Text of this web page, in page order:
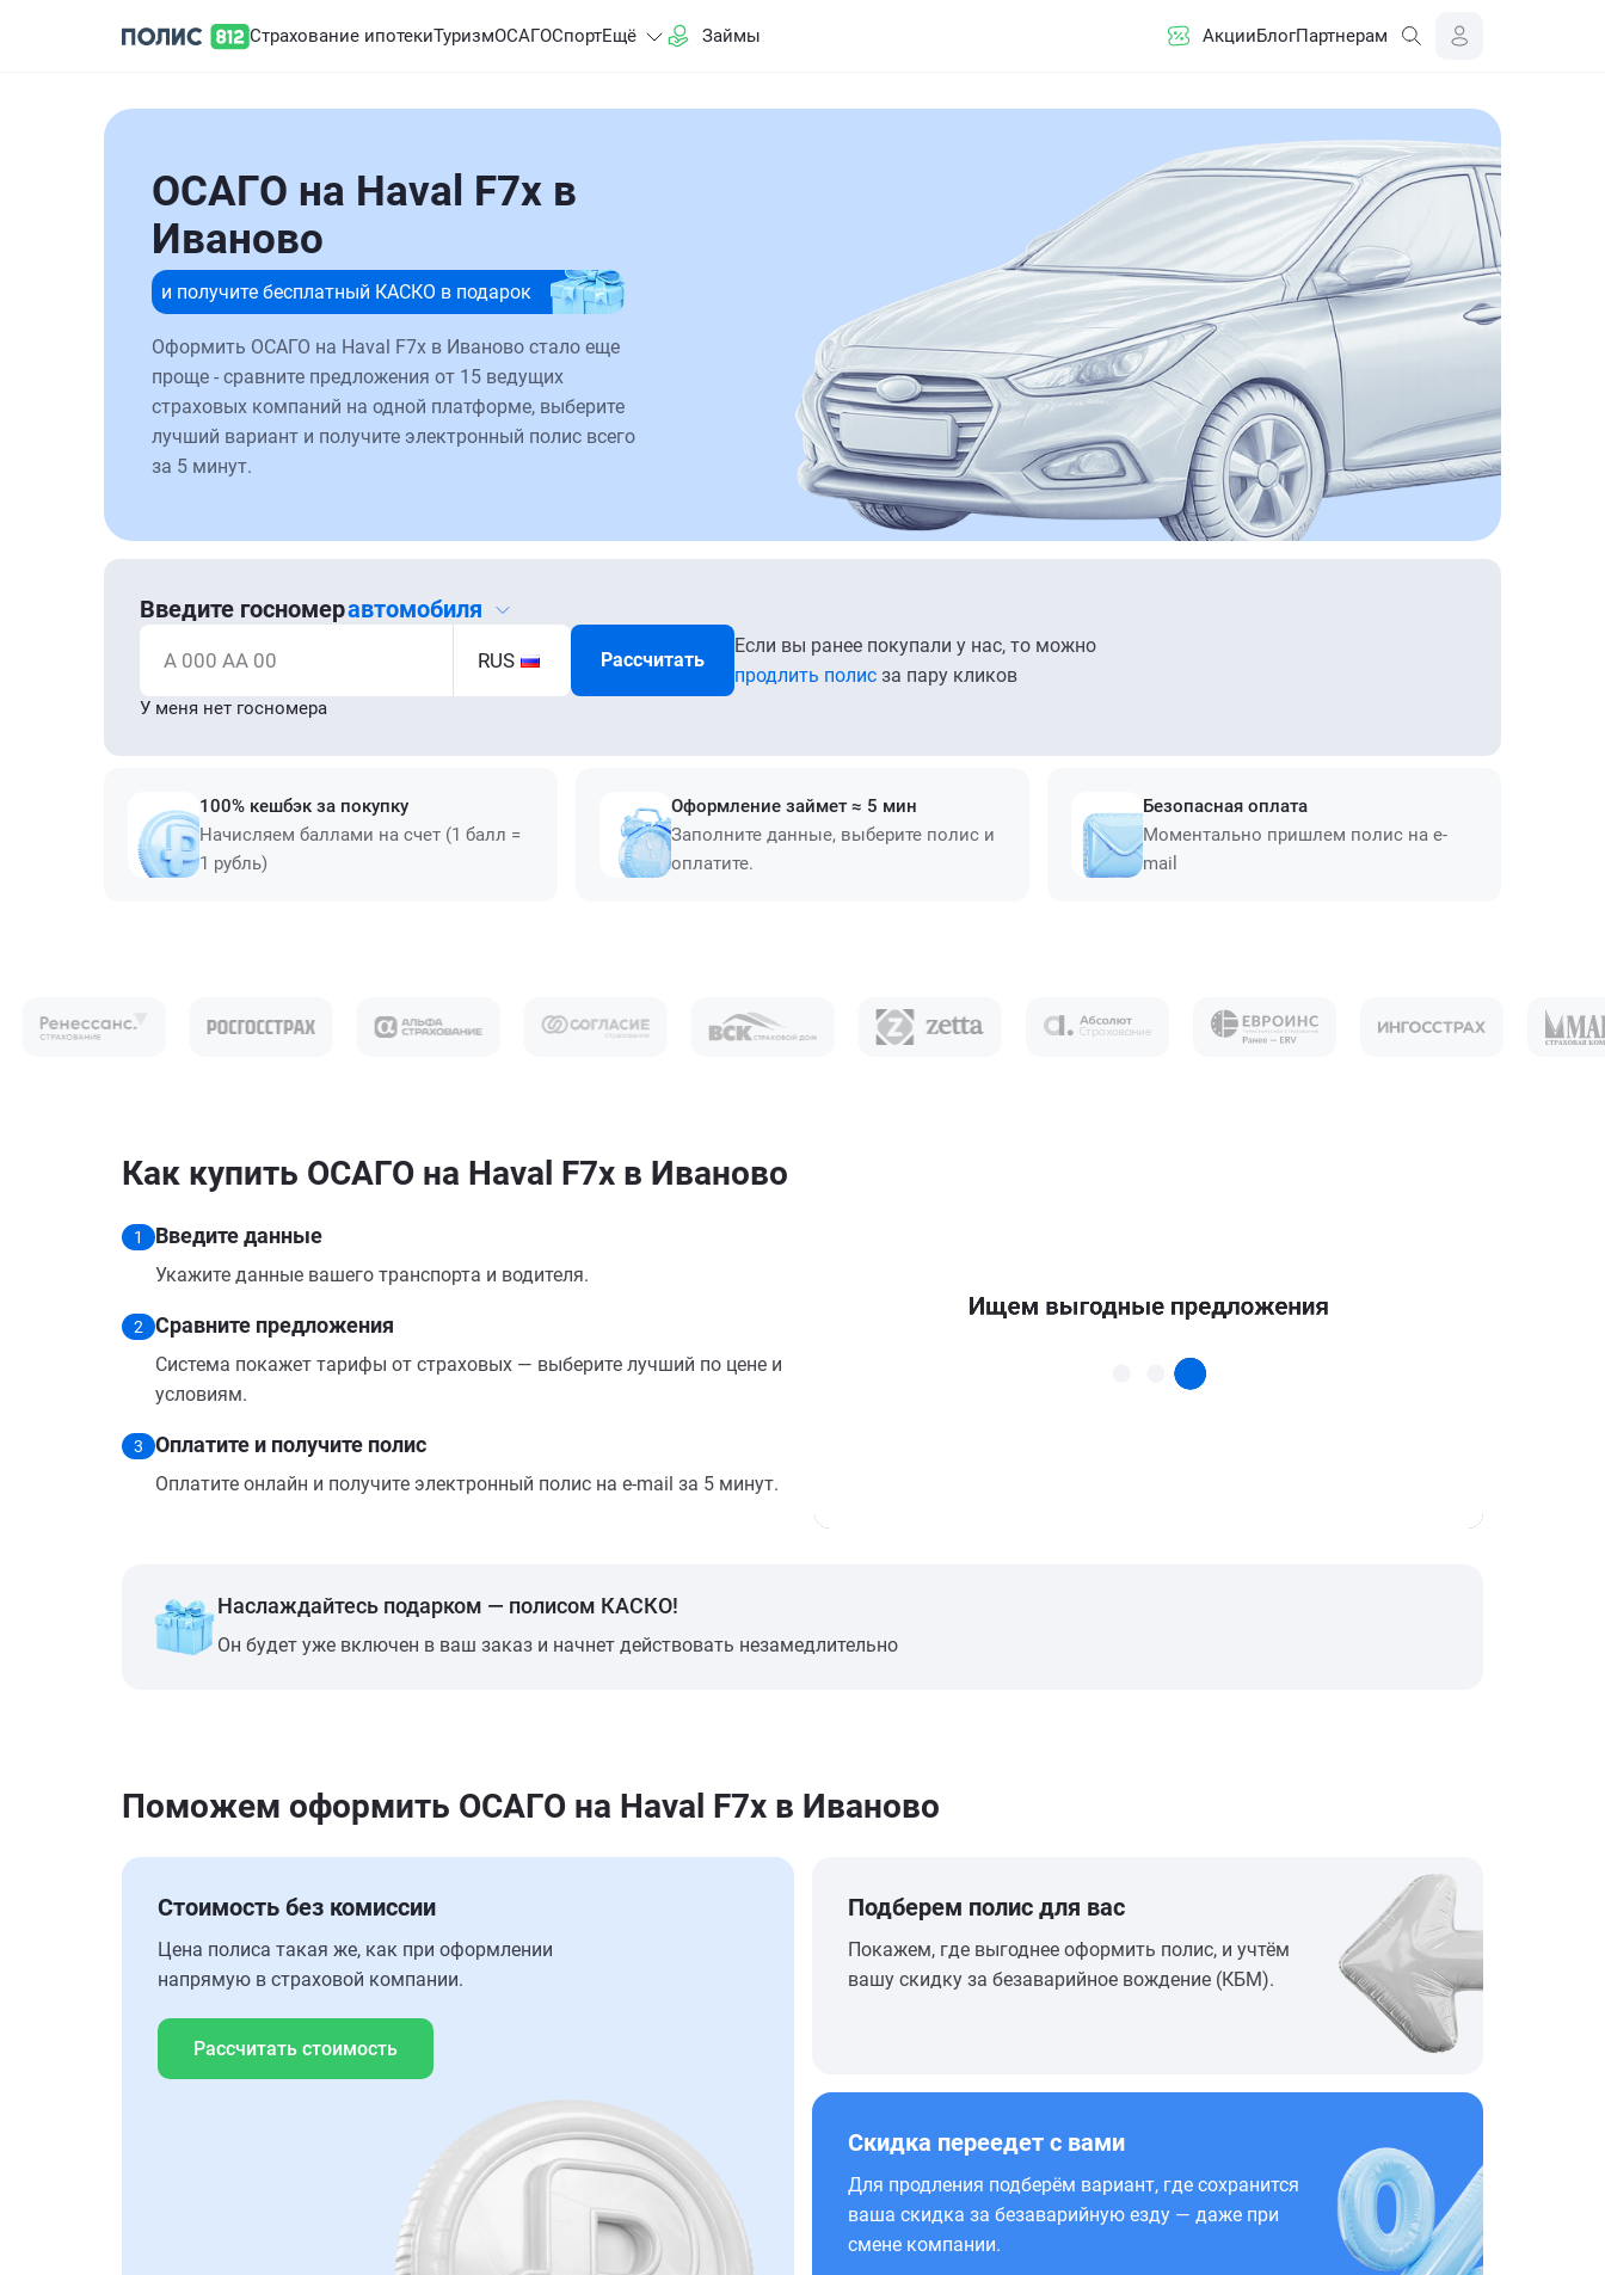
Страхование ипотекиТуризмОСАГОСпортЕщё Займы АкцииБлогПартнерам
ОСАГО на Haval F7x в
Иваново
и получите бесплатный КАСКО в подарок
Оформить ОСАГО на Haval F7x в Иваново стало еще
проще - сравните предложения от 15 ведущих
страховых компаний на одной платформе, выберите
лучший вариант и получите электронный полис всего
за 5 минут.
Введите госномеравтомобиля
А 000 АА 00 RUS Рассчитать
Если вы ранее покупали у нас, то можно
продлить полис за пару кликов
У меня нет госномера
100% кешбэк за покупку
Начисляем баллами на счет (1 балл =
1 рубль)
Оформление займет ≈ 5 мин
Заполните данные, выберите полис и
оплатите.
Безопасная оплата
Моментально пришлем полис на e-
mail
Как купить ОСАГО на Haval F7x в Иваново
1 Введите данные
Укажите данные вашего транспорта и водителя.
2 Сравните предложения
Система покажет тарифы от страховых — выберите лучший по цене и
условиям.
3 Оплатите и получите полис
Оплатите онлайн и получите электронный полис на e-mail за 5 минут.
Наслаждайтесь подарком — полисом КАСКО!
Он будет уже включен в ваш заказ и начнет действовать незамедлительно
Поможем оформить ОСАГО на Haval F7x в Иваново
Стоимость без комиссии
Цена полиса такая же, как при оформлении
напрямую в страховой компании.
Рассчитать стоимость
Подберем полис для вас
Покажем, где выгоднее оформить полис, и учтём
вашу скидку за безаварийное вождение (КБМ).
Скидка переедет с вами
Для продления подберём вариант, где сохранится
ваша скидка за безаварийную езду — даже при
смене компании.